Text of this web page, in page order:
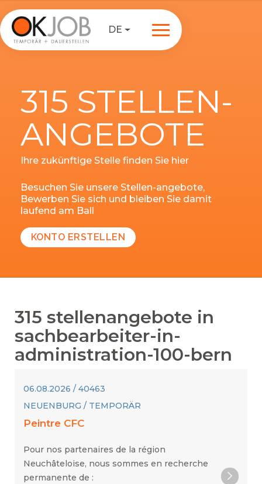
DE
315 STELLEN-
ANGEBOTE
Ihre zukünftige Stelle finden Sie hier
Besuchen Sie unsere Stellen-angebote,
Bewerben Sie sich und bleiben Sie damit
laufend am Ball
KONTO ERSTELLEN
315 stellenangebote in
sachbearbeiter-in-
administration-100-bern
06.08.2026 / 40463
NEUENBURG / TEMPORÄR
Peintre CFC
Pour nos partenaires de la région
Neuchâteloise, nous sommes en recherche
permanente de :